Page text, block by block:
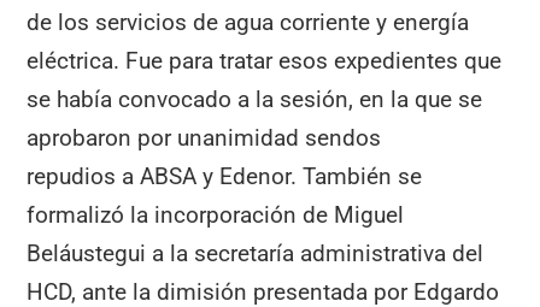
de los servicios de agua corriente y energía
eléctrica. Fue para tratar esos expedientes que
se había convocado a la sesión, en la que se
aprobaron por unanimidad sendos
repudios a ABSA y Edenor. También se
formalizó la incorporación de Miguel
Beláustegui a la secretaría administrativa del
HCD, ante la dimisión presentada por Edgardo